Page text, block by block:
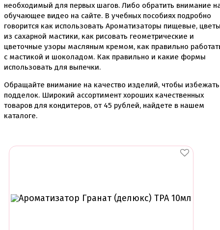
необходимый для первых шагов. Либо обратить внимание
обучающее видео на сайте. В учебных пособиях подробно
говорится как использовать Ароматизаторы пищевые,
из сахарной мастики, как рисовать геометрические и
цветочные узоры масляным кремом, как правильно
с мастикой и шоколадом. Как правильно и какие формы
использовать для выпечки.
Обращайте внимание на качество изделий, чтобы избежать
подделок. Широкий ассортимент хороших качественных
товаров для кондитеров, от 45 рублей, найдете в нашем
каталоге.